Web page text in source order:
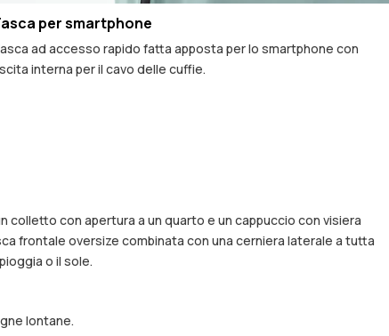
per smartphone
ad accesso rapido fatta apposta per lo smartphone con
interna per il cavo delle cuffie.
colletto con apertura a un quarto e un cappuccio con visiera
frontale oversize combinata con una cerniera laterale a tutta
o il sole.
lontane.